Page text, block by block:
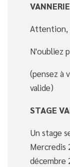
Attention,
N'oubliez
(pensez à
valide)
STAGE
Un stage
Mercredis
décembre